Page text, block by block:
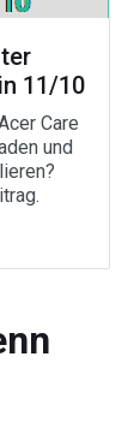
11/10
Care
und